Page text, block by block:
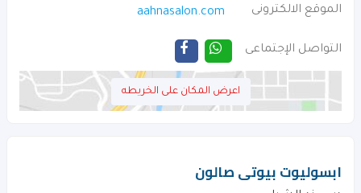
الموقع الالكترونى aahnasalon.com
التواصل الإجتماعى
اعرض المكان على الخريطه
ابسوليوت بيوتى صالون